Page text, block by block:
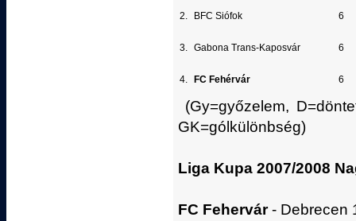
2. BFC Siófok 6
3. Gabona Trans-Kaposvár 6
4. FC Fehérvár 6
(Gy=győzelem,
GK=gólkülönbség)
Liga Kupa 2007/2008
FC Fehervár- Debrecen